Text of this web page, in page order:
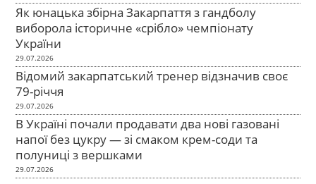
Як юнацька збірна Закарпаття з гандболу
виборола історичне «срібло» чемпіонату
України
29.07.2026
Відомий закарпатський тренер відзначив своє
79-річчя
29.07.2026
В Україні почали продавати два нові газовані
напої без цукру — зі смаком крем-соди та
полуниці з вершками
29.07.2026